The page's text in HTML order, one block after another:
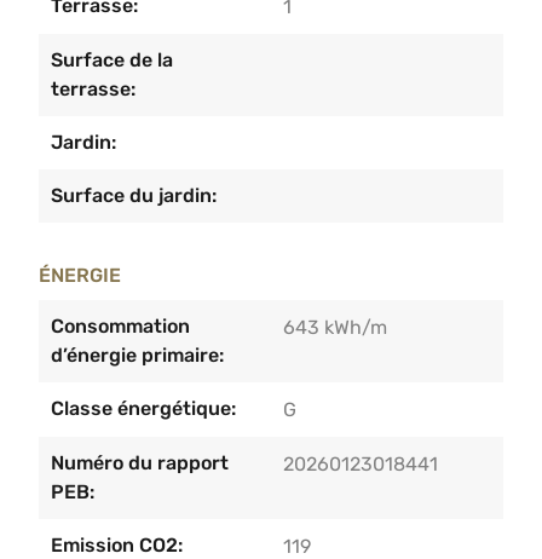
Terrasse: 1
Surface de la
terrasse:
Jardin:
Surface du jardin:
ÉNERGIE
Consommation
d’énergie primaire:
643 kWh/m
Classe énergétique: G
Numéro du rapport
PEB:
20260123018441
Emission CO2: 119